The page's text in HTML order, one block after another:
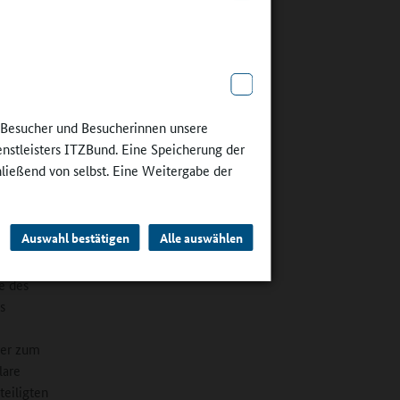
und Besucherinnen unsere
ITZBund. Eine Speicherung der
von selbst. Eine Weitergabe der
Auswahl bestätigen Alle auswählen
für
des
zum